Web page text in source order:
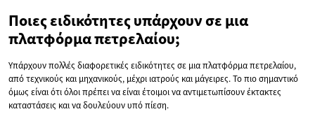
Ποιες ειδικότητες υπάρχουν σε μια
πλατφόρμα πετρελαίου;
Υπάρχουν πολλές διαφορετικές ειδικότητες σε μια πλατφόρμα πετρελαίου,
από τεχνικούς και μηχανικούς, μέχρι ιατρούς και μάγειρες. Το πιο σημαντικό
όμως είναι ότι όλοι πρέπει να είναι έτοιμοι να αντιμετωπίσουν έκτακτες
καταστάσεις και να δουλεύουν υπό πίεση.